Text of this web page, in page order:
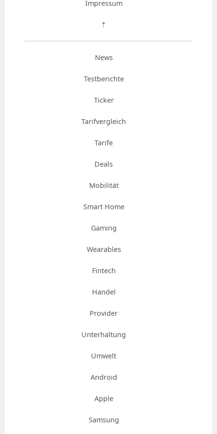
Impressum
⇡
News
Testberichte
Ticker
Tarifvergleich
Tarife
Deals
Mobilität
Smart Home
Gaming
Wearables
Fintech
Handel
Provider
Unterhaltung
Umwelt
Android
Apple
Samsung